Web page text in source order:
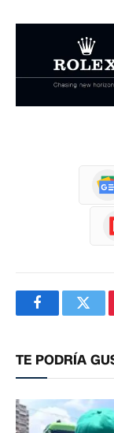
Facebook
TE PODRÍA